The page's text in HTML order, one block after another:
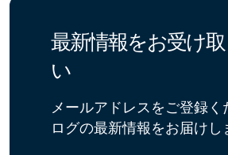
最新情報をお受け
い
メールアドレスをご登録く
ログの最新情報をお届けし